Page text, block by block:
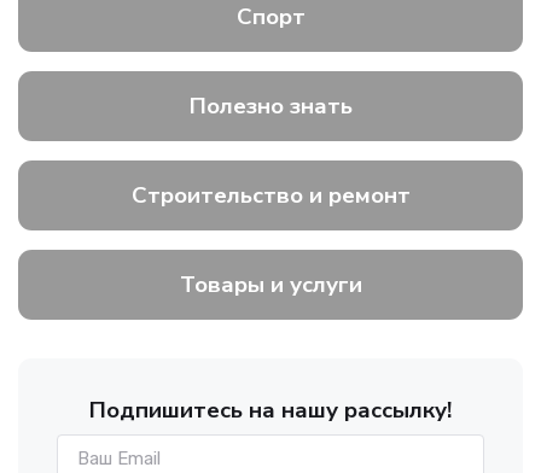
Спорт
Полезно знать
Строительство и ремонт
Товары и услуги
Подпишитесь на нашу рассылку!